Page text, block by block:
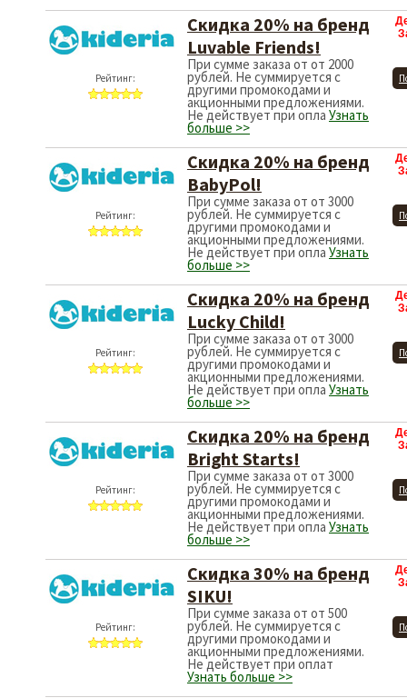
Рейтинг:
Скидка 20% на бренд
Luvable Friends!
При сумме заказа от от 2000
рублей. Не суммируется с
другими промокодами и
акционными предложениями.
Не действует при опла Узнать
больше >>
Рейтинг:
Скидка 20% на бренд
BabyPol!
При сумме заказа от от 3000
рублей. Не суммируется с
другими промокодами и
акционными предложениями.
Не действует при опла Узнать
больше >>
Рейтинг:
Скидка 20% на бренд
Lucky Child!
При сумме заказа от от 3000
рублей. Не суммируется с
другими промокодами и
акционными предложениями.
Не действует при опла Узнать
больше >>
Рейтинг:
Скидка 20% на бренд
Bright Starts!
При сумме заказа от от 3000
рублей. Не суммируется с
другими промокодами и
акционными предложениями.
Не действует при опла Узнать
больше >>
Рейтинг:
Скидка 30% на бренд
SIKU!
При сумме заказа от от 500
рублей. Не суммируется с
другими промокодами и
акционными предложениями.
Не действует при оплат
Узнать больше >>